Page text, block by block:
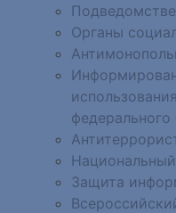
Органы
Защита